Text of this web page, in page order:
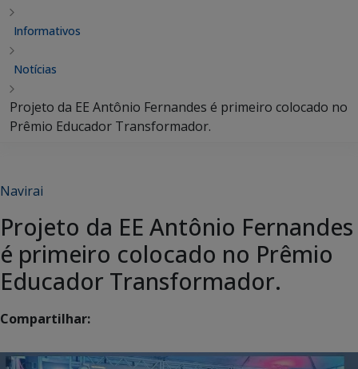
Informativos
Notícias
Projeto da EE Antônio Fernandes é primeiro colocado no
Prêmio Educador Transformador.
Navirai
Projeto da EE Antônio Fernandes
é primeiro colocado no Prêmio
Educador Transformador.
Compartilhar: